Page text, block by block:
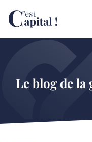
Le blog de